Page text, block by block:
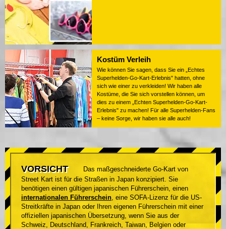
Kostüm Verleih
Wie können Sie sagen, dass Sie ein „Echtes
Superhelden-Go-Kart-Erlebnis" hatten, ohne
sich wie einer zu verkleiden! Wir haben alle
Kostüme, die Sie sich vorstellen können, um
dies zu einem „Echten Superhelden-Go-Kart-
Erlebnis" zu machen! Für alle Superhelden-Fans
– keine Sorge, wir haben sie alle auch!
VORSICHT
Das maßgeschneiderte Go-Kart von
Street Kart ist für die Straßen in Japan konzipiert. Sie
benötigen einen gültigen japanischen Führerschein, einen
internationalen Führerschein , eine SOFA-Lizenz für die US-
Streitkräfte in Japan oder Ihren eigenen Führerschein mit einer
offiziellen japanischen Übersetzung, wenn Sie aus der
Schweiz, Deutschland, Frankreich, Taiwan, Belgien oder